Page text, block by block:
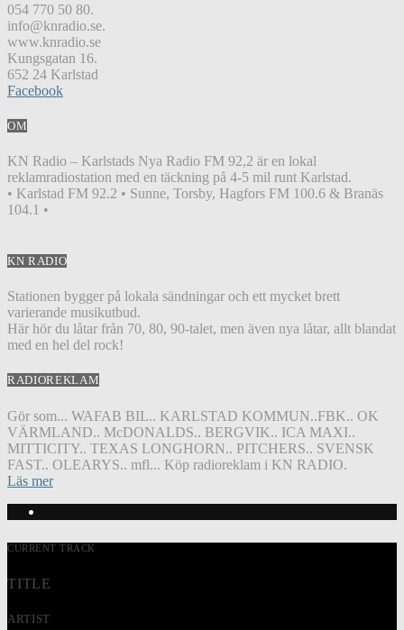
054 770 50 80.
info@knradio.se.
www.knradio.se
Kungsgatan 16.
652 24 Karlstad
Facebook
OM
KN Radio – Karlstads Nya Radio FM 92,2 är en lokal
reklamradiostation med en täckning på 4-5 mil runt Karlstad.
• Karlstad FM 92.2 • Sunne, Torsby, Hagfors FM 100.6 & Branäs
104.1 •
KN RADIO
Stationen bygger på lokala sändningar och ett mycket brett
varierande musikutbud.
Här hör du låtar från 70, 80, 90-talet, men även nya låtar, allt blandat
med en hel del rock!
RADIOREKLAM
Gör som... WAFAB BIL.. KARLSTAD KOMMUN..FBK.. OK
VÄRMLAND.. McDONALDS.. BERGVIK.. ICA MAXI..
MITTICITY.. TEXAS LONGHORN.. PITCHERS.. SVENSK
FAST.. OLEARYS.. mfl... Köp radioreklam i KN RADIO.
Läs mer
CURRENT TRACK
TITLE
ARTIST